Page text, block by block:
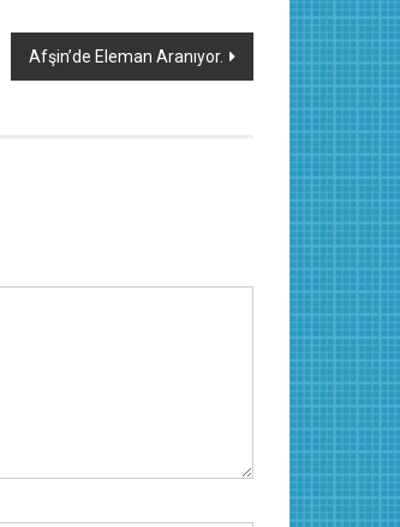
Afşin’de Eleman Aranıyor.